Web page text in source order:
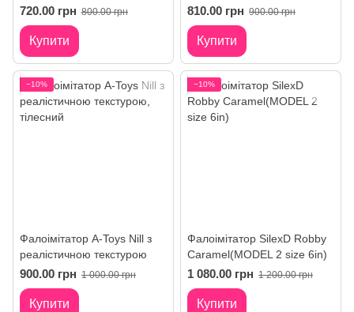
присоска, рельєф
720.00 грн 800.00 грн
Купити
810.00 грн 900.00 грн
Купити
−10%
Фалоімітатор A-Toys Nill з
реалістичною текстурою
900.00 грн 1 000.00 грн
Купити
−10%
Фалоімітатор SilexD Robby
Caramel(MODEL 2 size 6in)
1 080.00 грн 1 200.00 грн
Купити